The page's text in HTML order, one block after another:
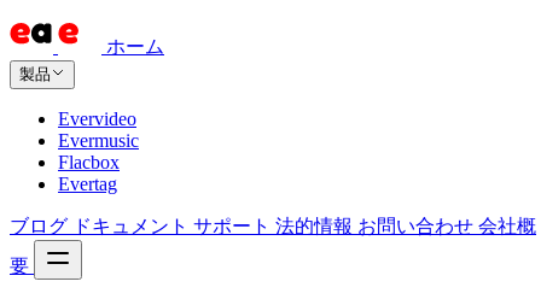
ホーム
製品
Evervideo
Evermusic
Flacbox
Evertag
ブログ ドキュメント サポート 法的情報 お問い合わせ 会社概
要